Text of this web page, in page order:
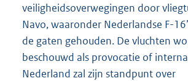
veiligheidsoverwegingen door
Navo, waaronder Nederlandse F-
de gaten gehouden. De vluchten
beschouwd als provocatie of
Nederland zal zijn standpunt over